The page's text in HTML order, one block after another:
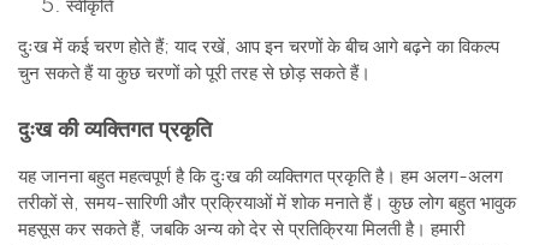
स्वीकृति
दुःख में कई चरण होते हैं; याद रखें, आप इन चरणों के बीच आगे बढ़ने का विकल्प
चुन सकते हैं या कुछ चरणों को पूरी तरह से छोड़ सकते हैं।
दुःख की व्यक्तिगत प्रकृति
यह जानना बहुत महत्वपूर्ण है कि दुःख की व्यक्तिगत प्रकृति है। हम अलग-अलग
तरीकों से, समय-सारिणी और प्रक्रियाओं में शोक मनाते हैं। कुछ लोग बहुत भावुक
महसूस कर सकते हैं, जबकि अन्य को देर से प्रतिक्रिया मिलती है। हमारी